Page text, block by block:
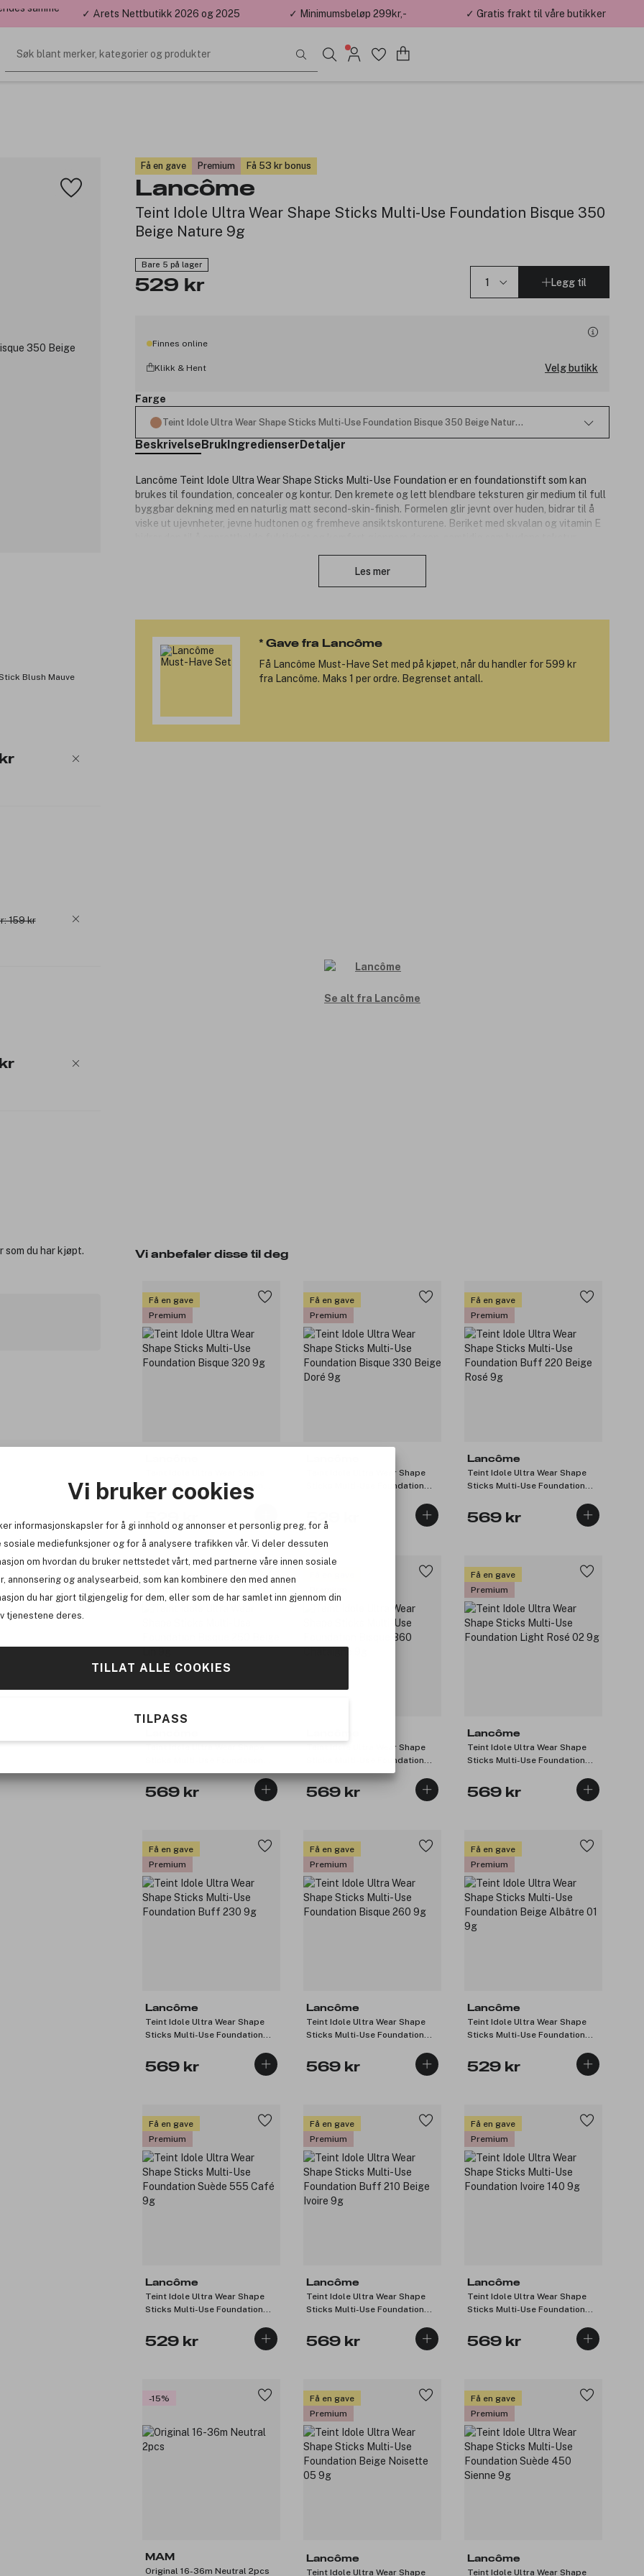
Vi bruker cookies
informasjonskapsler for å gi innhold og annonser et personlig preg, for å
sosiale mediefunksjoner og for å analysere trafikken vår. Vi deler dessuten
om hvordan du bruker nettstedet vårt, med partnerne våre innen sosiale
annonsering og analysearbeid, som kan kombinere den med annen
du har gjort tilgjengelig for dem, eller som de har samlet inn gjennom din
tjenestene deres.
TILLAT ALLE COOKIES
TILPASS
samme ✓ Årets Nettbutikk 2026 og 2025 ✓ Minimumsbeløp 299kr,- ✓ Gratis frakt til våre butikker
Søk blant merker, kategorier og produkter
Få en gave Premium Få 53 kr bonus
Lancôme
Teint Idole Ultra Wear Shape Sticks Multi-Use Foundation Bisque 350
Beige Nature 9g
Bare 5 på lager
529 kr Legg til
Finnes online
Klikk & Hent Velg butikk
Farge
Teint Idole Ultra Wear Shape Sticks Multi-Use Foundation Bisque 350 Beige Nature 9g
Beskrivelse Bruk Ingredienser Detaljer
Lancôme Teint Idole Ultra Wear Shape Sticks Multi-Use Foundation er en foundationstift som kan
brukes til foundation, concealer og kontur. Den kremete og lett blendbare teksturen gir medium til full
byggbar dekning med en naturlig matt second-skin-finish. Formelen glir jevnt over huden, bidrar til å
viske ut ujevnheter, jevne hudtonen og fremheve ansiktskonturene. Beriket med skvalan og vitamin E
fremstår jevnere og mer raffinert. Den skrå spissen gjør påføringen presis og enkel, både i hele
ansiktet og på utvalgte områder. Resultatet er et langvarig og profesjonelt utseende med en lett og
Les mer
* Gave fra Lancôme
Få Lancôme Must-Have Set med på kjøpet, når du handler for 599 kr
fra Lancôme. Maks 1 per ordre. Begrenset antall.
Blush Mauve
159 kr
Se alt fra Lancôme
Vi anbefaler disse til deg
Få en gave
Premium
Sticks Multi-Use Foundation
Bisque 320 9g
Få en gave
Premium
Teint Idole Ultra Wear Shape
Sticks Multi-Use Foundation
529 kr
Få en gave
Premium
Lancôme
Teint Idole Ultra Wear Shape
Sticks Multi-Use Foundation
569 kr
Få en gave
Bisque 250 Beige Lin 9g
569 kr
Teint Idole Ultra Wear Shape
Sticks Multi-Use Foundation
Bisque 360 Châtaigne 9g
569 kr
Få en gave
Premium
Lancôme
Teint Idole Ultra Wear Shape
Sticks Multi-Use Foundation
569 kr
Få en gave
Premium
Lancôme
Teint Idole Ultra Wear Shape
Sticks Multi-Use Foundation
569 kr
Få en gave
Premium
Lancôme
Teint Idole Ultra Wear Shape
Sticks Multi-Use Foundation
569 kr
Få en gave
Premium
Lancôme
Teint Idole Ultra Wear Shape
Sticks Multi-Use Foundation
529 kr
Få en gave
Premium
Lancôme
Teint Idole Ultra Wear Shape
Sticks Multi-Use Foundation
529 kr
Få en gave
Premium
Lancôme
Teint Idole Ultra Wear Shape
Sticks Multi-Use Foundation
569 kr
Få en gave
Premium
Lancôme
Teint Idole Ultra Wear Shape
Sticks Multi-Use Foundation
569 kr
-15%
MAM
Original 16-36m Neutral 2pcs
Få en gave
Premium
Lancôme
Teint Idole Ultra Wear Shape
Få en gave
Premium
Lancôme
Teint Idole Ultra Wear Shape
du har kjøpt.